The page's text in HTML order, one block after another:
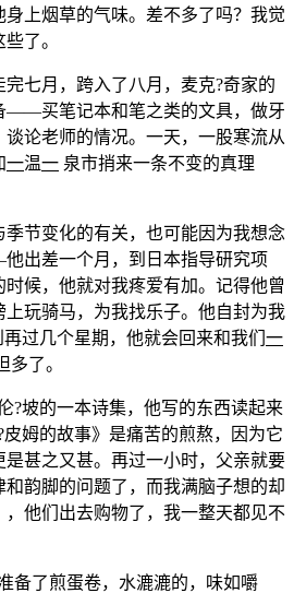
上烟草的气味。差不多了吗？我觉
了。
七月，跨入了八月，麦克?奇家的
——买笔记本和笔之类的文具，做牙
论老师的情况。一天，一股寒流从
一温一 泉市捎来一条不变的真理
节变化的有关，也可能因为我想念
出差一个月，到日本指导研究项
时候，他就对我疼爱有加。记得他曾
玩骑马，为我找乐子。他自封为我
过几个星期，他就会回来和我们 一
多了。
?坡的一本诗集，他写的东西读起来
姆的故事》是痛苦的煎熬，因为它
甚之又甚。再过一小时，父亲就要
和韵脚的问题了，而我满脑子想的却
他们出去购物了，我一整天都见不
备了煎蛋卷，水漉漉的，味如嚼